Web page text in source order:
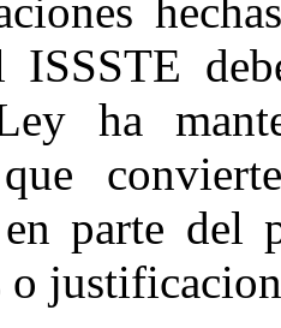
ISSSTE
ha
en parte
o